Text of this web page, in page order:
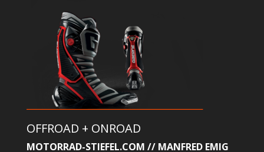
OFFROAD + ONROAD
MOTORRAD-STIEFEL.COM // MANFRED EMIG